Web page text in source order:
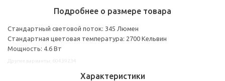
Подробнее о размере товара
Стандартный световой поток: 345 Люмен
Стандартная цветовая температура: 2700 Кельвин
Мощность: 4.6 Вт
Характеристики